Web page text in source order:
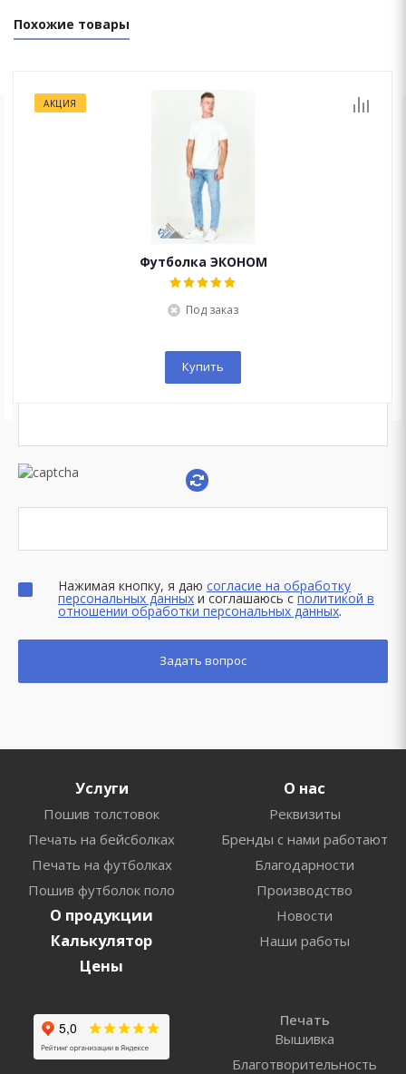
Похожие товары
АКЦИЯ
Футболка ЭКОНОМ
Под заказ
Купить
ОСТАЛИСЬ ВОПРОСЫ?
Мы перезвоним Вам в течение 15 минут!
Нажимая кнопку, я даю согласие на обработку
персональных данных и соглашаюсь сполитикой в
отношении обработки персональных данных.
Услуги
Пошив толстовок
Печать на бейсболках
Печать на футболках
Пошив футболок поло
О продукции
Калькулятор
Цены
О нас
Реквизиты
Бренды с нами работают
Благодарности
Производство
Новости
Наши работы
Печать
Вышивка
Благотворительность